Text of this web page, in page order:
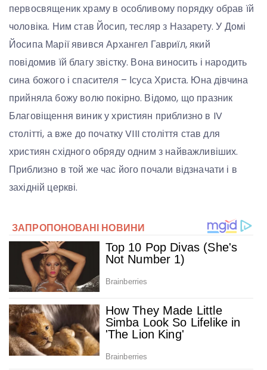
первосвященик храму в особливому порядку обрав їй
чоловіка. Ним став Йосип, тесляр з Назарету. У Домі
Йосипа Марії явився Архангел Гавриїл, який
повідомив їй благу звістку. Вона виносить і народить
сина божого і спасителя – Ісуса Христа. Юна дівчина
прийняла божу волю покірно. Відомо, що празник
Благовіщення виник у християн приблизно в IV
столітті, а вже до початку VIII століття став для
християн східного обряду одним з найважливіших.
Приблизно в той же час його почали відзначати і в
західній церкві.